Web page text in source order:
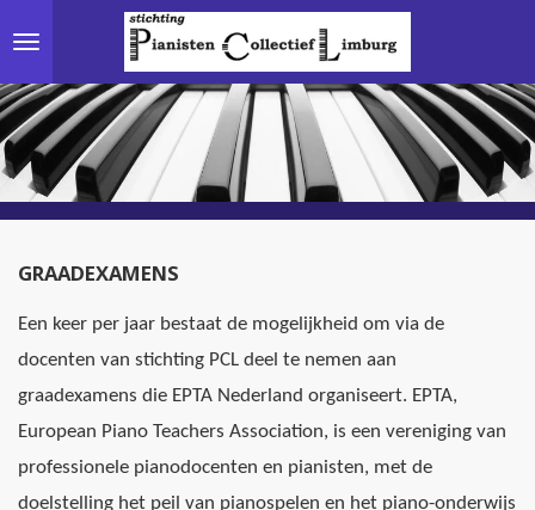
Ga
naar
de
hoofdinhoud
GRAADEXAMENS
Een keer per jaar bestaat de mogelijkheid om via de
docenten van stichting PCL deel te nemen aan
graadexamens die EPTA Nederland organiseert. EPTA,
European Piano Teachers Association, is een vereniging van
professionele pianodocenten en pianisten, met de
doelstelling het peil van pianospelen en het piano-onderwijs